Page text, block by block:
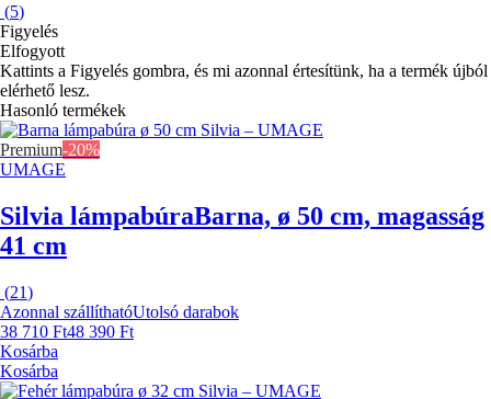
(5)
Figyelés
Elfogyott
Kattints a Figyelés gombra, és mi azonnal értesítünk, ha a termék újból
elérhető lesz.
Hasonló termékek
Premium-20%
UMAGE
Silvia lámpabúraBarna, ø 50 cm, magasság
41 cm
(21)
Azonnal szállíthatóUtolsó darabok
38 710 Ft48 390 Ft
Kosárba
Kosárba